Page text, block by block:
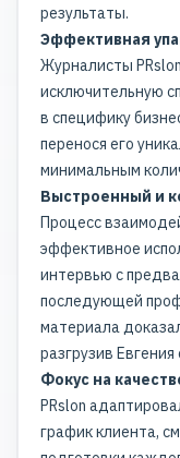
результаты.
Эффективная
Журналисты
исключительную
в специфику
перенося его
минимальным
Выстроенный и
Процесс
эффективное
интервью с
последующей
материала
разгрузив
Фокус на
PRslon
график клиента,